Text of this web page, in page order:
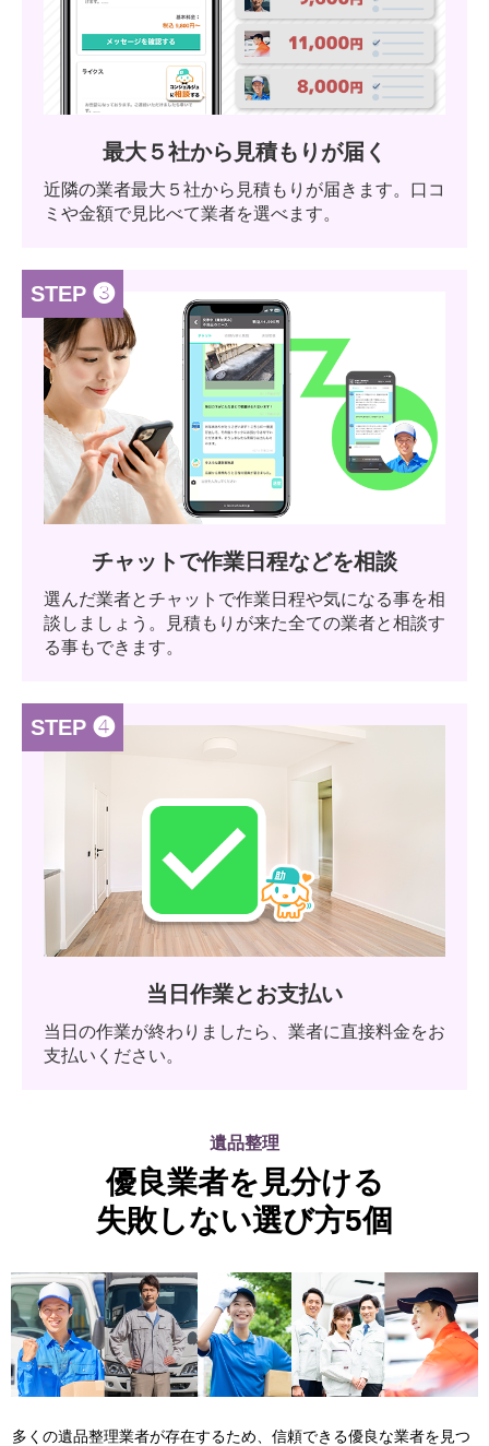
最大５社から見積もりが届く
近隣の業者最大５社から見積もりが届きます。口コ
ミや金額で見比べて業者を選べます。
STEP ❸
チャットで作業日程などを相談
選んだ業者とチャットで作業日程や気になる事を相
談しましょう。見積もりが来た全ての業者と相談す
る事もできます。
STEP ❹
当日作業とお支払い
当日の作業が終わりましたら、業者に直接料金をお
支払いください。
遺品整理
優良業者を見分ける
失敗しない選び方5個
多くの遺品整理業者が存在するため、信頼できる優良な業者を見つ